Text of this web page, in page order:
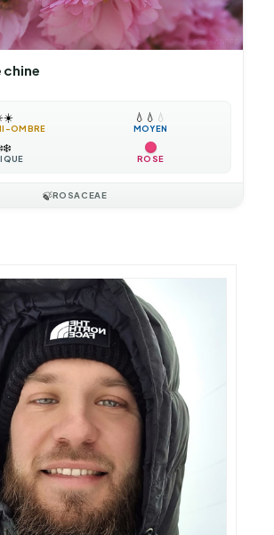
chine
☀️
OMBRE
💧 💧 💧
MOYEN
❄️
ROSE
🍃ROSACEAE